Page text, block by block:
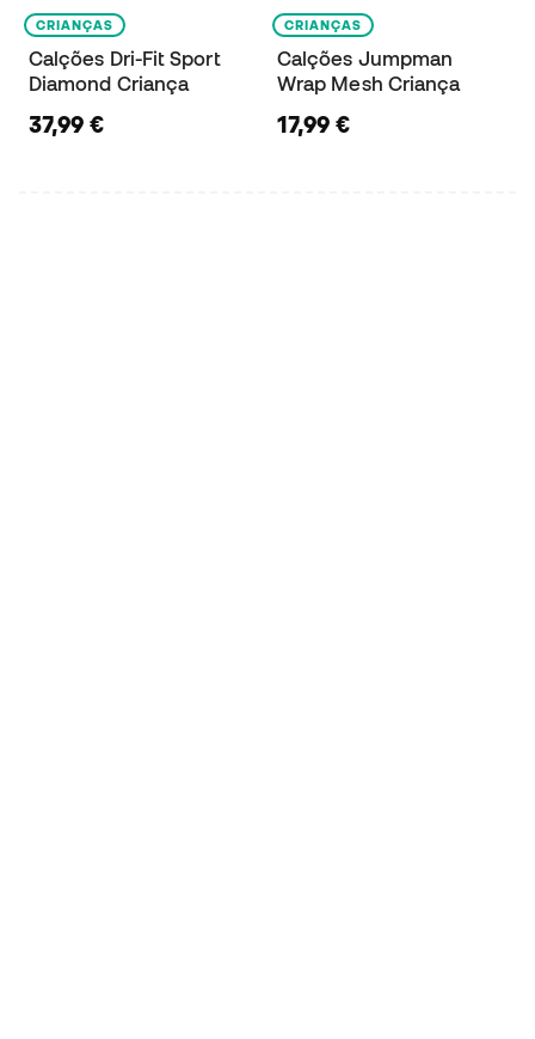
CRIANÇAS
Calções Dri-Fit Sport
Diamond Criança
37,99 €
CRIANÇAS
Calções Jumpman
Wrap Mesh Criança
17,99 €